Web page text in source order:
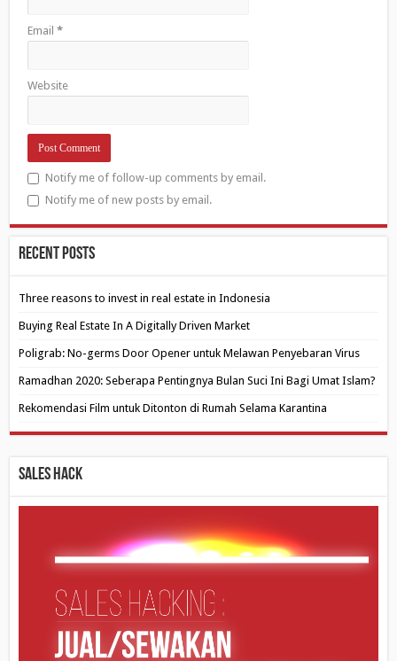
Email*
Website
Notify me of follow-up comments by email.
Notify me of new posts by email.
Recent Posts
Three reasons to invest in real estate in Indonesia
Buying Real Estate In A Digitally Driven Market
Poligrab: No-germs Door Opener untuk Melawan Penyebaran Virus
Ramadhan 2020: Seberapa Pentingnya Bulan Suci Ini Bagi Umat Islam?
Rekomendasi Film untuk Ditonton di Rumah Selama Karantina
Sales Hack